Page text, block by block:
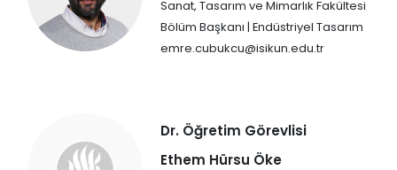
Üyeleri
Sanat, Tasarım ve Mimarlık Fakültesi
Bölüm Başkanı | Endüstriyel Tasarım
emre.cubukcu@isikun.edu.tr
Dr. Öğretim Görevlisi
Ethem Hürsu Öke